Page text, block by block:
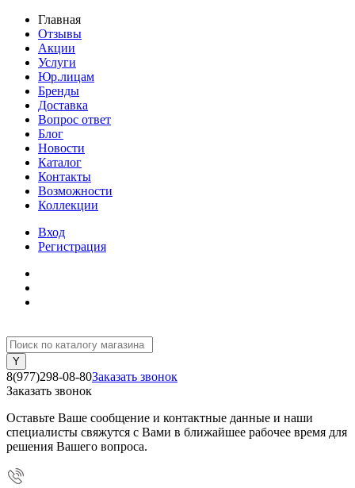
Главная
Отзывы
Акции
Услуги
Юр.лицам
Бренды
Доставка
Вопрос ответ
Блог
Новости
Каталог
Контакты
Возможности
Коллекции
Вход
Регистрация
8(977)298-08-80Заказать звонок
Заказать звонок
Оставьте Ваше сообщение и контактные данные и наши
специалисты свяжутся с Вами в ближайшее рабочее время для
решения Вашего вопроса.